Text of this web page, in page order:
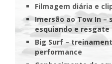
Filmagem diária e
Imersão ao Tow In –
esquiando e resgate
Big Surf –
performance